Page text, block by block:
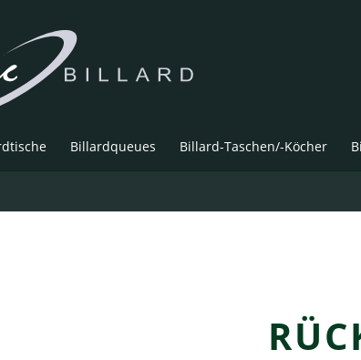
Billardqueues Billard-Taschen/-Köcher